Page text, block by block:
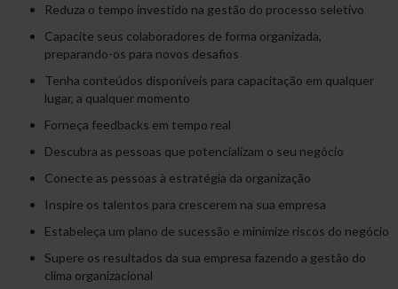
Reduza o tempo investido na gestão do processo seletivo
Capacite seus colaboradores de forma organizada,
preparando-os para novos desafios
Tenha conteúdos disponíveis para capacitação em qualquer
lugar, a qualquer momento
Forneça feedbacks em tempo real
Descubra as pessoas que potencializam o seu negócio
Conecte as pessoas à estratégia da organização
Inspire os talentos para crescerem na sua empresa
Estabeleça um plano de sucessão e minimize riscos do negócio
Supere os resultados da sua empresa fazendo a gestão do
clima organizacional